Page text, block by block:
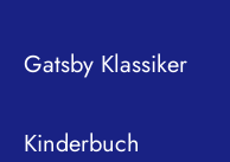
Gatsby Klassiker
Kinderbuch